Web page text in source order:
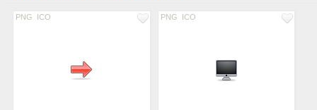
PNG ICO PNG ICO